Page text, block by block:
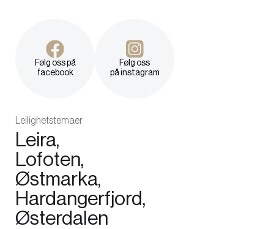
Følg oss på
facebook
Følg oss
på instagram
Leilighetstemaer
Leira,
Lofoten,
Østmarka,
Hardangerfjord,
Østerdalen